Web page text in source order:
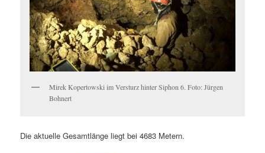
Mirek Kopertowski im Versturz hinter Siphon 6. Foto: Jürgen
Bohnert
Die aktuelle Gesamtlänge liegt bei 4683 Metern.